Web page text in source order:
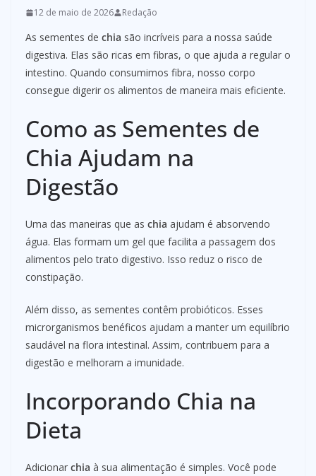
12 de maio de 2026 Redação
As sementes de chia são incríveis para a nossa saúde
digestiva. Elas são ricas em fibras, o que ajuda a regular o
intestino. Quando consumimos fibra, nosso corpo
consegue digerir os alimentos de maneira mais eficiente.
Como as Sementes de
Chia Ajudam na
Digestão
Uma das maneiras que as chia ajudam é absorvendo
água. Elas formam um gel que facilita a passagem dos
alimentos pelo trato digestivo. Isso reduz o risco de
constipação.
Além disso, as sementes contêm probióticos. Esses
microrganismos benéficos ajudam a manter um equilíbrio
saudável na flora intestinal. Assim, contribuem para a
digestão e melhoram a imunidade.
Incorporando Chia na
Dieta
Adicionar chia à sua alimentação é simples. Você pode